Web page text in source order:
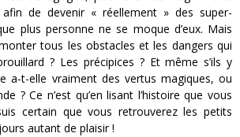
de devenir « réellement » des super-
plus personne ne se moque d’eux. Mais
tous les obstacles et les dangers qui
? Les précipices ? Et même s’ils y
a-t-elle vraiment des vertus magiques, ou
? Ce n’est qu’en lisant l’histoire que vous
certain que vous retrouverez les petits
autant de plaisir !